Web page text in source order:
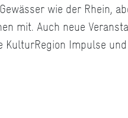
wie der Rhein,
mit. Auch neue
Impulse